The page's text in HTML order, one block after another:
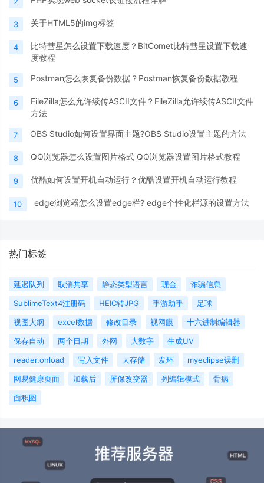
3 关于HTML5的img标签
4
比特彗星怎么设置下载速度？BitComet比特彗星设置下载速
度教程
5 Postman怎么恢复备份数据？Postman恢复备份数据教程
6
FileZilla怎么允许续传ASCII文件？FileZilla允许续传ASCII文件
方法
7 OBS Studio如何设置界面主题?OBS Studio设置主题的方法
8 QQ浏览器怎么设置图片格式 QQ浏览器设置图片格式教程
9 优酷如何设置开机自动运行？优酷设置开机自动运行教程
10 edge浏览器怎么设置edge栏? edge个性化栏源的设置方法
热门标签
延迟队列 取消共享 静态类型语言 现金
诈骗信息
SublimeText4注册码
HEIC转JPG 手游助手
足球
视图大纲
excel数据 修改目录 视网膜
十六进制编辑器
保存自动
两个日期 外网 大数字
生成UV
reader.onload
写入文件 大存储 发环
myeclipse误删
网易健康页面
加载后 屏保改变器 列编辑模式
骨病
面积图